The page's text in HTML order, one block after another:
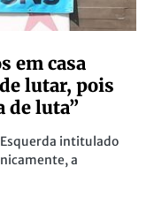
em casa
lutar, pois
de luta”
Esquerda intitulado
a